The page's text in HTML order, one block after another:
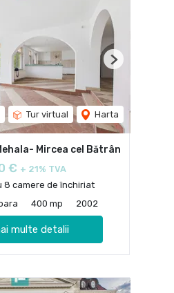
Tur virtual Harta
Next
Mircea cel Bătrân
€ + 21% TVA
8 camere de închiriat
400 mp 2002
multe detalii